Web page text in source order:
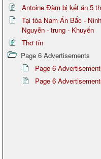
Antoine Đàm bị kết án 5
Tại tòa Nam Án Bắc -
Nguyễn - trung - Khuyến
Thơ tín
Page 6 Advertisements
Page 6
Page 6